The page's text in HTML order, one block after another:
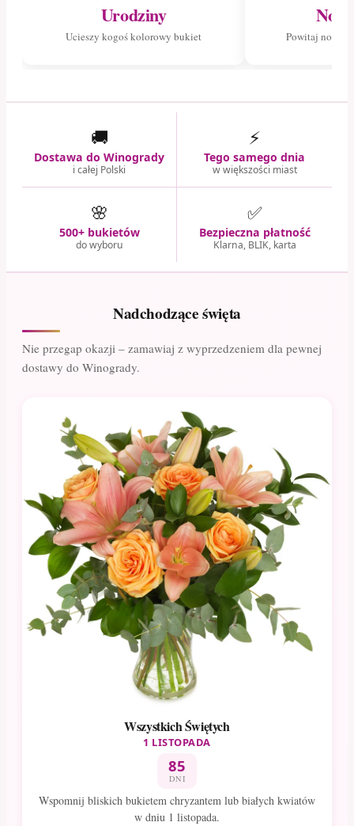
Urodziny
Ucieszy kogoś kolorowy bukiet Powitaj
🚚
Dostawa do Winogrady
i całej Polski
⚡
Tego samego dnia
w większości miast
🌸
500+ bukietów
do wyboru
✅
Bezpieczna płatność
Klarna, BLIK, karta
Nadchodzące święta
Nie przegap okazji – zamawiaj z wyprzedzeniem dla pewnej
dostawy do Winogrady.
Wszystkich Świętych
1 LISTOPADA
85
DNI
Wspomnij bliskich bukietem chryzantem lub białych kwiatów
w dniu 1 listopada.